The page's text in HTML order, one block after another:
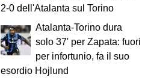
2-0 dell'Atalanta sul Torino
Atalanta-Torino dura
solo 37' per Zapata: fuori
per infortunio, fa il suo
esordio Hojlund